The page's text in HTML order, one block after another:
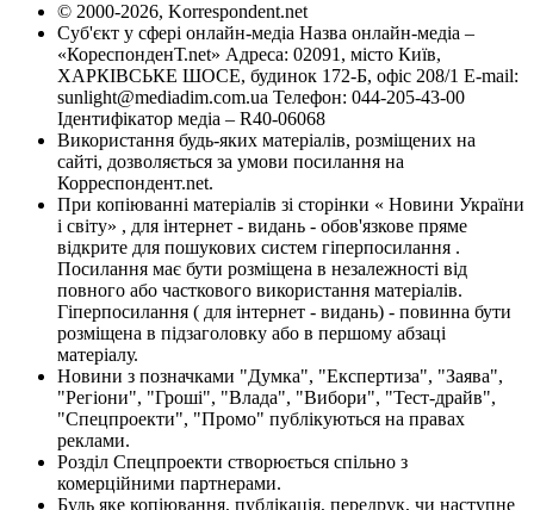
© 2000-2026, Korrespondent.net
Суб'єкт у сфері онлайн-медіа Назва онлайн-медіа –
«КореспонденТ.net» Адреса: 02091, місто Київ,
ХАРКІВСЬКЕ ШОСЕ, будинок 172-Б, офіс 208/1 E-mail:
sunlight@mediadim.com.ua Телефон: 044-205-43-00
Ідентифікатор медіа – R40-06068
Використання будь-яких матеріалів, розміщених на
сайті, дозволяється за умови посилання на
Корреспондент.net.
При копіюванні матеріалів зі сторінки « Новини України
і світу» , для інтернет - видань - обов'язкове пряме
відкрите для пошукових систем гіперпосилання .
Посилання має бути розміщена в незалежності від
повного або часткового використання матеріалів.
Гіперпосилання ( для інтернет - видань) - повинна бути
розміщена в підзаголовку або в першому абзаці
матеріалу.
Новини з позначками "Думка", "Експертиза", "Заява",
"Регіони", "Гроші", "Влада", "Вибори", "Тест-драйв",
"Спецпроекти", "Промо" публікуються на правах
реклами.
Розділ Спецпроекти створюється спільно з
комерційними партнерами.
Будь яке копіювання, публікація, передрук, чи наступне